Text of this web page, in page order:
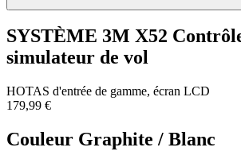
SYSTÈME 3M X52
simulateur de vol
HOTAS d'entrée de gamme, écran LCD
179,99 €
Couleur Graphite / Blanc